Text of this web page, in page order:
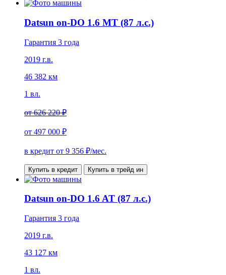
Datsun on-DO 1.6 МТ (87 л.с.)
Гарантия 3 года
2019 г.в.
46 382 км
1 вл.
от626 220 ₽
от 497 000 ₽
в кредит от 9 356 ₽/мес.
Купить в кредит Купить в трейд ин
Datsun on-DO 1.6 AT (87 л.с.)
Гарантия 3 года
2019 г.в.
43 127 км
1 вл.